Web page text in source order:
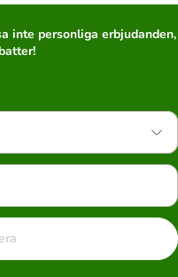
inte personliga erbjudanden,